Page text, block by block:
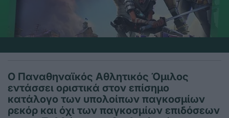
O Παναθηναϊκός Αθλητικός Όμιλος
εντάσσει οριστικά στον επίσημο
κατάλογο των υπολοίπων παγκοσμίων
ρεκόρ και όχι των παγκοσμίων επιδόσεων